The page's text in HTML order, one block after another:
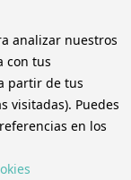
analizar nuestros
con tus
partir de tus
visitadas). Puedes
en los